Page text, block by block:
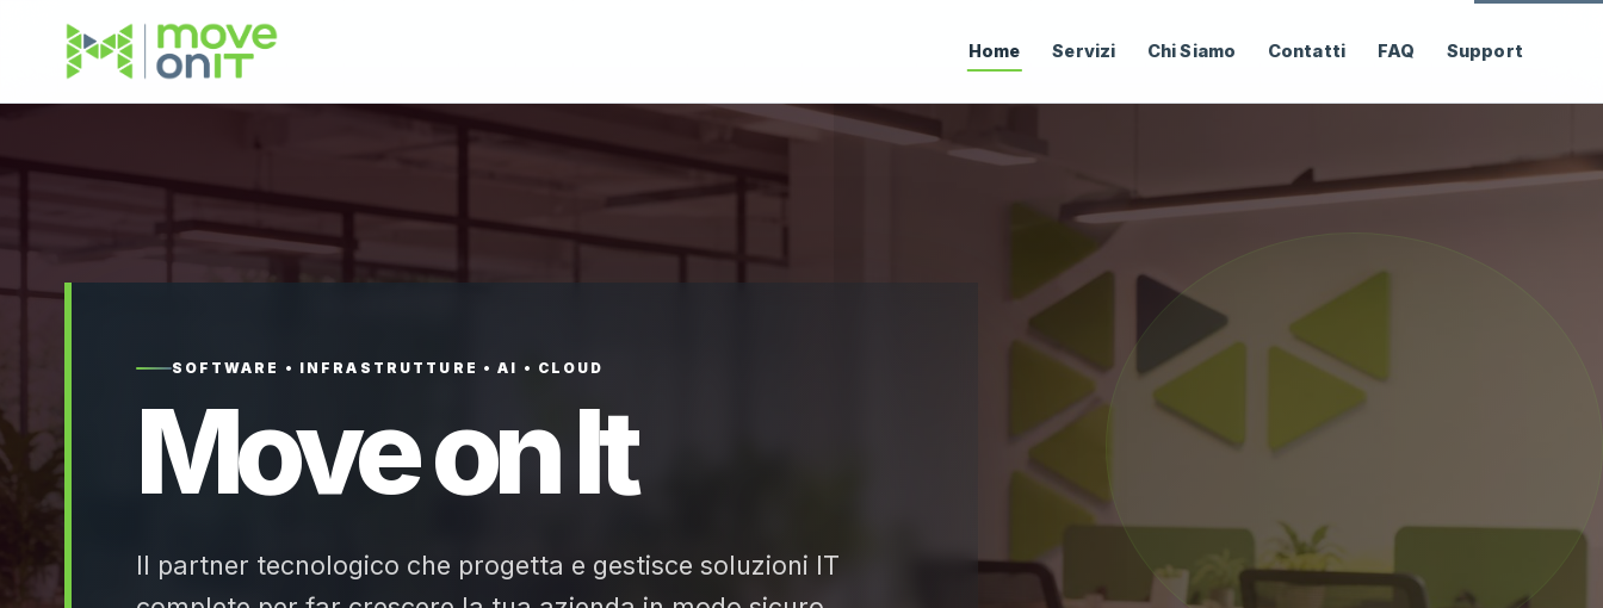
Home Servizi Chi Siamo Contatti FAQ Support
SOFTWARE • INFRASTRUTTURE • AI • CLOUD
Move on It
Il partner tecnologico che progetta e gestisce soluzioni IT